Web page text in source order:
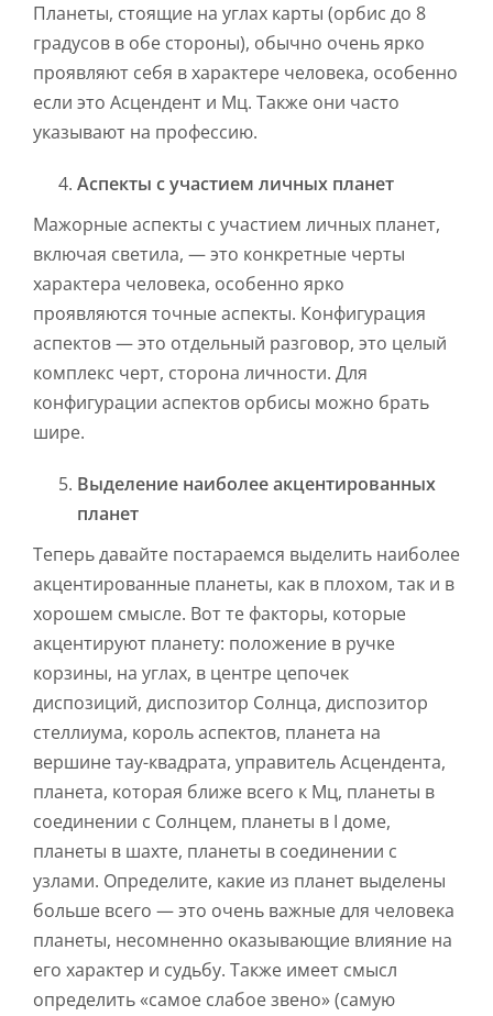
Планеты, стоящие на углах карты (орбис до 8
градусов в обе стороны), обычно очень ярко
проявляют себя в характере человека, особенно
если это Асцендент и Мц. Также они часто
указывают на профессию.
Аспекты с участием личных планет
Мажорные аспекты с участием личных планет,
включая светила, — это конкретные черты
характера человека, особенно ярко
проявляются точные аспекты. Конфигурация
аспектов — это отдельный разговор, это целый
комплекс черт, сторона личности. Для
конфигурации аспектов орбисы можно брать
шире.
Выделение наиболее акцентированных
планет
Теперь давайте постараемся выделить наиболее
акцентированные планеты, как в плохом, так и в
хорошем смысле. Вот те факторы, которые
акцентируют планету: положение в ручке
корзины, на углах, в центре цепочек
диспозиций, диспозитор Солнца, диспозитор
стеллиума, король аспектов, планета на
вершине тау-квадрата, управитель Асцендента,
планета, которая ближе всего к Мц, планеты в
соединении с Солнцем, планеты в I доме,
планеты в шахте, планеты в соединении с
узлами. Определите, какие из планет выделены
больше всего — это очень важные для человека
планеты, несомненно оказывающие влияние на
его характер и судьбу. Также имеет смысл
определить «самое слабое звено» (самую